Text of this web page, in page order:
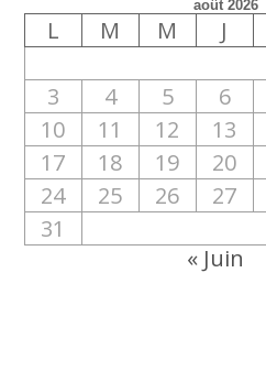
août 2026
L M M J
3
4 5 6
10
11 12 13
17
18 19 20
24
25 26 27
31
« Juin